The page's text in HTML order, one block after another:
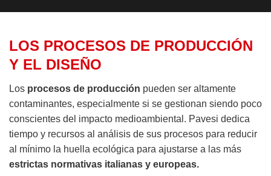
LOS PROCESOS DE PRODUCCIÓN
Y EL DISEÑO
Los procesos de producción pueden ser altamente
contaminantes, especialmente si se gestionan siendo poco
conscientes del impacto medioambiental. Pavesi dedica
tiempo y recursos al análisis de sus procesos para reducir
al mínimo la huella ecológica para ajustarse a las más
estrictas normativas italianas y europeas.